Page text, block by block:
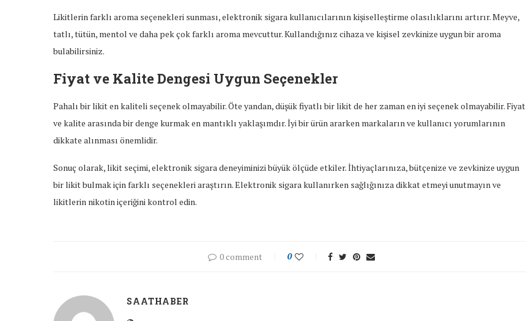
Likitlerin farklı aroma seçenekleri sunması, elektronik sigara kullanıcılarının kişiselleştirme olasılıklarını artırır. Meyve,
tatlı, tütün, mentol ve daha pek çok farklı aroma mevcuttur. Kullandığınız cihaza ve kişisel zevkinize uygun bir aroma
bulabilirsiniz.
Fiyat ve Kalite Dengesi Uygun Seçenekler
Pahalı bir likit en kaliteli seçenek olmayabilir. Öte yandan, düşük fiyatlı bir likit de her zaman en iyi seçenek olmayabilir. Fiyat
ve kalite arasında bir denge kurmak en mantıklı yaklaşımdır. İyi bir ürün ararken markaların ve kullanıcı yorumlarının
dikkate alınması önemlidir.
Sonuç olarak, likit seçimi, elektronik sigara deneyiminizi büyük ölçüde etkiler. İhtiyaçlarınıza, bütçenize ve zevkinize uygun
bir likit bulmak için farklı seçenekleri araştırın. Elektronik sigara kullanırken sağlığınıza dikkat etmeyi unutmayın ve
likitlerin nikotin içeriğini kontrol edin.
0 comment 0
SAATHABER